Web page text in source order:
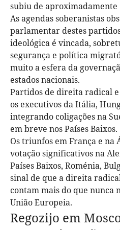
subiu de aproximadamente
As agendas soberanistas
parlamentar destes
ideológica é vincada,
segurança e política
muito a esfera da
estados nacionais.
Partidos de direita radical
os executivos da Itália,
integrando coligações na
em breve nos Países Baixos.
Os triunfos em França e na
votação significativos na
Países Baixos, Roménia,
sinal de que a direita
contam mais do que nunca
União Europeia.
Regozijo em